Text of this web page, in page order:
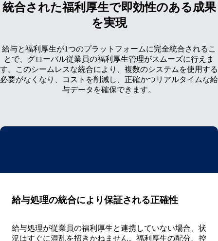
統合された福利厚生で即効性のある成果
を実現
給与と福利厚生が1つのプラットフォームに完全統合されるこ
とで、グローバル従業員の福利厚生管理がスムーズに行えま
す。このシームレスな統合により、複数のシステムを使用する
必要がなくなり、コストを削減し、正確かつリアルタイムな給
与データを確保できます。
給与処理の統合により保証される正確性
給与処理が従業員の福利厚生と連携していない場合、状
況はすぐに混乱を招きかねません。福利厚生の配分、控